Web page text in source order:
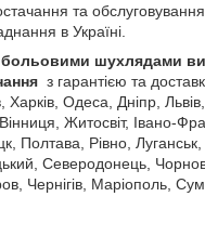
та
в Україні.
больовими шухлядами
з гарантією та
Харків, Одеса, Дніпр,
Житосвіт, Івано-
Полтава, Рівно,
Северодонець,
Чернігів, Маріополь,